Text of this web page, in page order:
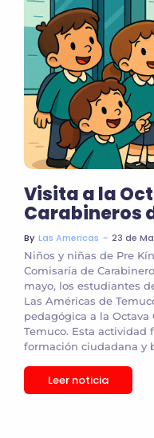
Visita a la
Carabineros
By Las Americas ~ 23 de
Niños y niñas de Pre
Comisaría de
mayo, los estudiantes
Las Américas de
pedagógica a la Octava
Temuco. Esta
formación ciudadana y
Leer noticia